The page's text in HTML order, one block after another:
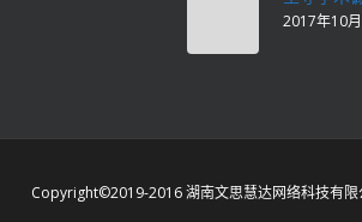
2017年10
Copyright©2019-2016 湖南文思慧达网络科技有